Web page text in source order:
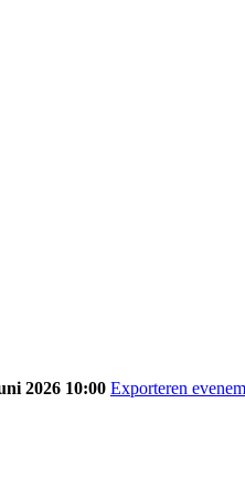
2026 10:00 Exporteren